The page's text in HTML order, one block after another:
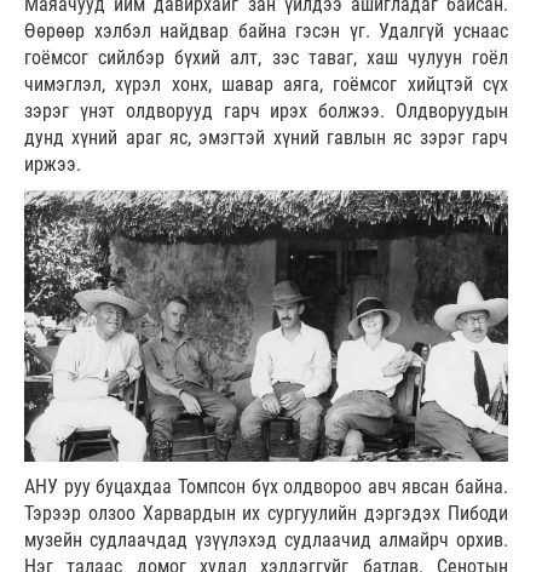
Өөрөөр хэлбэл найдвар байна гэсэн үг. Удалгүй уснаас
гоёмсог сийлбэр бүхий алт, зэс таваг, хаш чулуун гоёл
чимэглэл, хүрэл хонх, шавар аяга, гоёмсог хийцтэй сүх
зэрэг үнэт олдворууд гарч ирэх болжээ. Олдворуудын
дунд хүний араг яс, эмэгтэй хүний гавлын яс зэрэг гарч
иржээ.
АНУ руу буцахдаа Томпсон бүх олдвороо авч явсан байна.
Тэрээр олзоо Харвардын их сургуулийн дэргэдэх Пибоди
музейн судлаачдад үзүүлэхэд судлаачид алмайрч орхив.
Нэг талаас домог худал хэлдэггүйг батлав. Сенотын